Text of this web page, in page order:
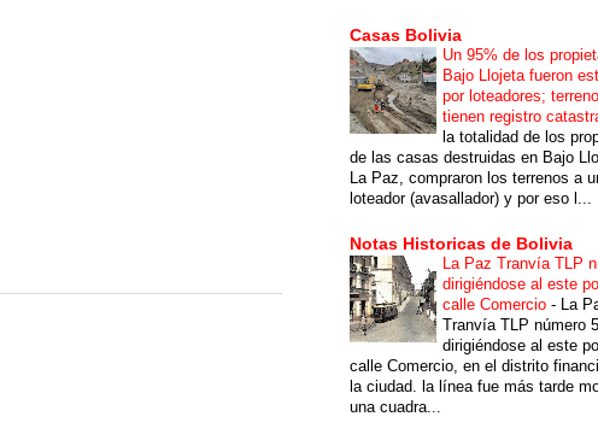
Casas Bolivia
Un 95% de los
Bajo Llojeta fueron
por loteadores;
tienen registro
la totalidad de los
de las casas destruidas en Bajo
La Paz, compraron los terrenos a
loteador (avasallador) y por eso l...
Notas Historicas de Bolivia
La Paz Tranvía TLP
dirigiéndose al este
calle Comercio - La
Tranvía TLP número 5
dirigiéndose al este
calle Comercio, en el distrito
la ciudad. la línea fue más tarde
una cuadra...